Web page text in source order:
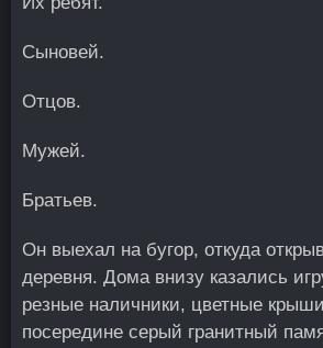
Сыновей.
Отцов.
Мужей.
Братьев.
Он выехал на бугор, откуда
деревня. Дома внизу казались
резные наличники, цветные
посередине серый гранитный